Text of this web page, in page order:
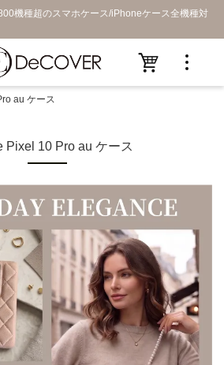
機種超のスマホケース/iPhoneケース全機種対
au ケース
Pixel 10 Pro au ケース